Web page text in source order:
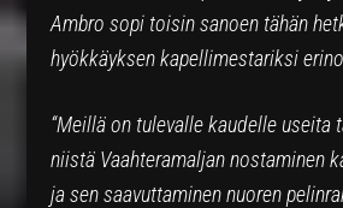
Ambro sopi toisin sanoen tähän
hyökkäyksen kapellimestariksi
“Meillä on tulevalle kaudelle useita
niistä Vaahteramaljan nostaminen
ja sen saavuttaminen nuoren